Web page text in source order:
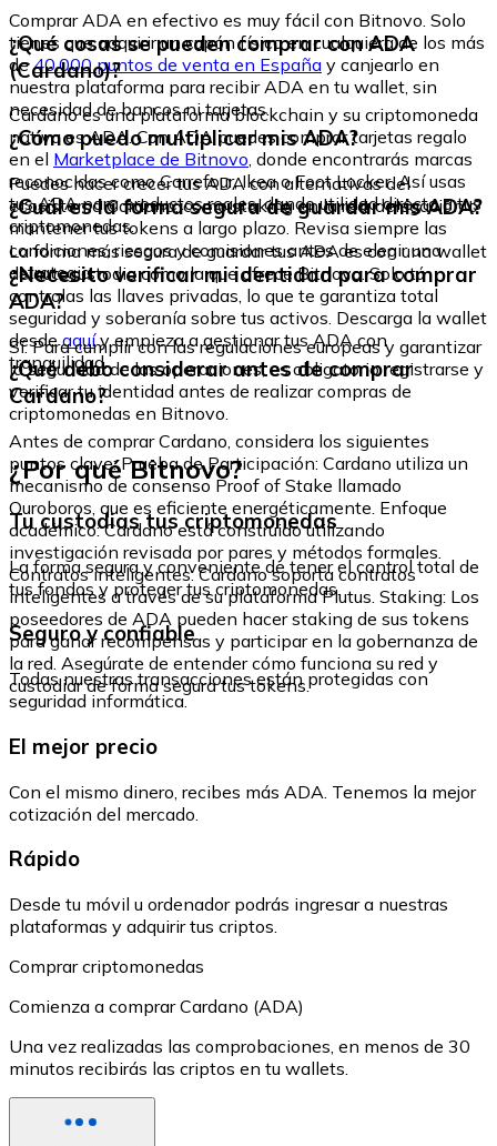
Comprar ADA en efectivo es muy fácil con Bitnovo. Solo
tienes que adquirir un cupón físico en cualquiera de los más
de40.000 puntos de venta en España y canjearlo en
nuestra plataforma para recibir ADA en tu wallet, sin
necesidad de bancos ni tarjetas.
¿Qué cosas se pueden comprar con ADA
(Cardano)?
Cardano es una plataforma blockchain y su criptomoneda
nativa es ADA. Con ADA puedes comprar tarjetas regalo
en el Marketplace de Bitnovo, donde encontrarás marcas
reconocidas como Carrefour, Ikea o Foot Locker. Así usas
tus ADA para productos reales, dando utilidad directa a tus
criptomonedas.
¿Cómo puedo multiplicar mis ADA?
Puedes hacer crecer tus ADA con alternativas del
ecosistema Cardano, como staking en la red, delegación o
mantener tus tokens a largo plazo. Revisa siempre las
condiciones, riesgos y comisiones antes de elegir una
estrategia.
¿Cuál es la forma segura de guardar mis ADA?
La forma más segura de guardar tus ADA es con una wallet
de autocustodia como la que ofrece Bitnovo. Solo tú
controlas las llaves privadas, lo que te garantiza total
seguridad y soberanía sobre tus activos. Descarga la wallet
desdeaquíy empieza a gestionar tus ADA con
tranquilidad.
¿Necesito verificar mi identidad para comprar
ADA?
Sí. Para cumplir con las regulaciones europeas y garantizar
la seguridad de las operaciones, es obligatorio registrarse y
verificar tu identidad antes de realizar compras de
criptomonedas en Bitnovo.
¿Qué debo considerar antes de comprar
Cardano?
Antes de comprar Cardano, considera los siguientes
puntos clave: Prueba de Participación: Cardano utiliza un
mecanismo de consenso Proof of Stake llamado
Ouroboros, que es eficiente energéticamente. Enfoque
académico: Cardano está construido utilizando
investigación revisada por pares y métodos formales.
Contratos inteligentes: Cardano soporta contratos
inteligentes a través de su plataforma Plutus. Staking: Los
poseedores de ADA pueden hacer staking de sus tokens
para ganar recompensas y participar en la gobernanza de
la red. Asegúrate de entender cómo funciona su red y
custodiar de forma segura tus tokens.
¿Por qué Bitnovo?
Tu custodias tus criptomonedas
La forma segura y conveniente de tener el control total de
tus fondos y proteger tus criptomonedas.
Seguro y confiable
Todas nuestras transacciones están protegidas con
seguridad informática.
El mejor precio
Con el mismo dinero, recibes más ADA. Tenemos la mejor
cotización del mercado.
Rápido
Desde tu móvil u ordenador podrás ingresar a nuestras
plataformas y adquirir tus criptos.
Comprar criptomonedas
Comienza a comprar Cardano (ADA)
Una vez realizadas las comprobaciones, en menos de 30
minutos recibirás las criptos en tu wallets.